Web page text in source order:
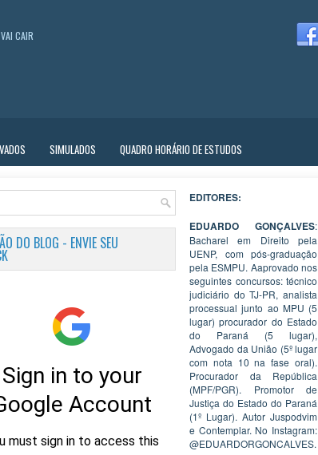
VAI CAIR
SIMULADOS QUADRO HORÁRIO DE ESTUDOS
DO BLOG - ENVIE SEU
EDITORES:
EDUARDO GONÇALVES:
Bacharel em Direito pela
UENP, com pós-graduação
pela ESMPU. Aaprovado nos
seguintes concursos: técnico
judiciário do TJ-PR, analista
processual junto ao MPU (5
lugar) procurador do Estado
do Paraná (5 lugar),
Advogado da União (5º lugar
com nota 10 na fase oral).
Procurador da República
(MPF/PGR). Promotor de
Justiça do Estado do Paraná
(1º Lugar). Autor Juspodvim
e Contemplar. No Instagram:
@EDUARDORGONCALVES.